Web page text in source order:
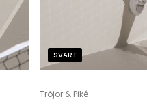
SVART
Tröjor & Piké